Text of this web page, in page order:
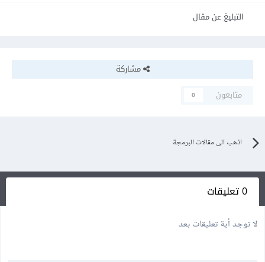
التبليغ عن مقال
مشاركة
متابعون
0
اذهب الى مقالات البرمجة
0 تعليقات
لا توجد أية تعليقات بعد